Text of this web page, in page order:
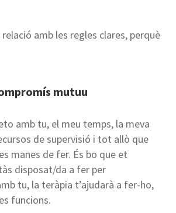
amb les regles clares, perquè
mutuu
amb tu, el meu temps, la meva
de supervisió i tot allò que
manes de fer. És bo que et
disposat/da a fer per
tu, la teràpia t’ajudarà a fer-ho,
funcions.